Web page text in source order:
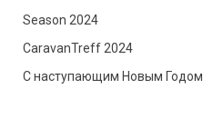
Season 2024
CaravanTreff 2024
C наступающим Новым Годом